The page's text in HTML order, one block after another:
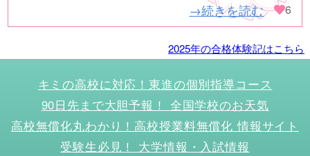
→続きを読む 6
2025年の合格体験記はこちら
キミの高校に対応！東進の個別指導コース
90日先まで大胆予報！ 全国学校のお天気
高校無償化丸わかり！高校授業料無償化 情報サイト
受験生必見！ 大学情報・入試情報